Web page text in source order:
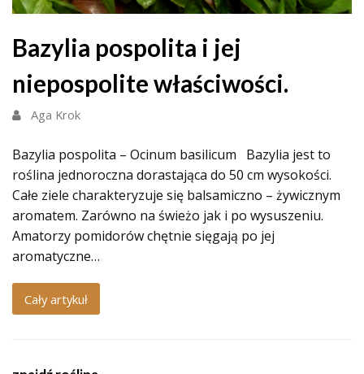
Bazylia pospolita i jej
niepospolite właściwości.
Aga Krok
Bazylia pospolita – Ocinum basilicum Bazylia jest to
roślina jednoroczna dorastająca do 50 cm wysokości.
Całe ziele charakteryzuje się balsamiczno – żywicznym
aromatem. Zarówno na świeżo jak i po wysuszeniu.
Amatorzy pomidorów chętnie sięgają po jej
aromatyczne…
Cały artykuł